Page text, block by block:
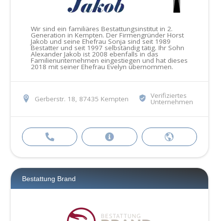
Wir sind ein familiäres Bestattungsinstitut in 2.
Generation in Kempten. Der Firmengründer Horst
Jakob und seine Ehefrau Sonja sind seit 1989
Bestatter und seit 1997 selbständig tätig. Ihr Sohn
Alexander Jakob ist 2008 ebenfalls in das
Familienunternehmen eingestiegen und hat dieses
2018 mit seiner Ehefrau Evelyn übernommen.
Gerberstr. 18, 87435 Kempten Verifiziertes
Unternehmen
Bestattung Brand